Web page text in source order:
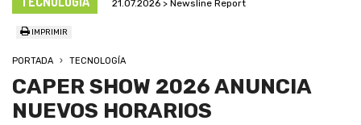
21.07.2026 > Newsline Report
IMPRIMIR
PORTADA TECNOLOGÍA
CAPER SHOW 2026 ANUNCIA
NUEVOS HORARIOS